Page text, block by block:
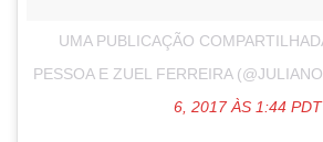
UMA PUBLICAÇÃO
PESSOA E ZUEL FERREIRA
6, 2017 ÀS 1:44 PDT